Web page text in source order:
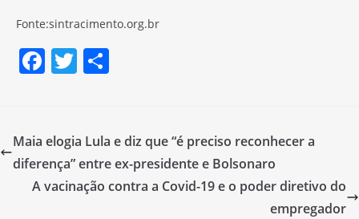
Fonte:sintracimento.org.br
F
e
b
o
T
er e
Maia elogia Lula e diz que “é preciso reconhecer a
diferença” entre ex-presidente e Bolsonaro
A vacinação contra a Covid-19 e o poder diretivo do
empregador